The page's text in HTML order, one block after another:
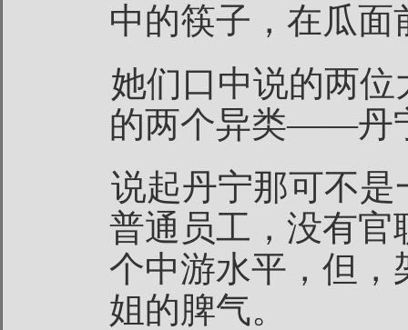
中的筷子，在瓜
她们口中说的两
的两个异类——丹
说起丹宁那可不
普通员工，没有官
个中游水平，但，
姐的脾气。